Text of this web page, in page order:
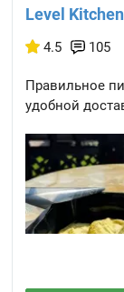
Level Kitchen
4.5
105
Правильное
удобной